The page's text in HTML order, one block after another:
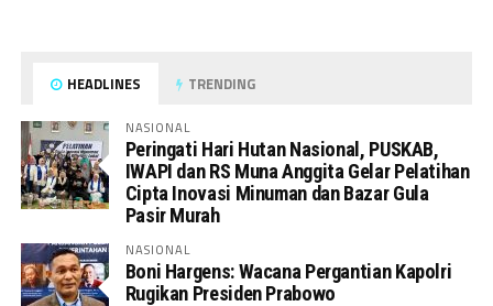
HEADLINES TRENDING
NASIONAL
Peringati Hari Hutan Nasional, PUSKAB,
IWAPI dan RS Muna Anggita Gelar Pelatihan
Cipta Inovasi Minuman dan Bazar Gula
Pasir Murah
NASIONAL
Boni Hargens: Wacana Pergantian Kapolri
Rugikan Presiden Prabowo